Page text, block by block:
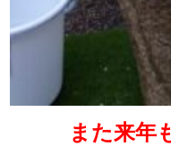
また来年